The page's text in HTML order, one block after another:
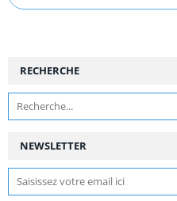
NEWSLETTER
RECHERCHE